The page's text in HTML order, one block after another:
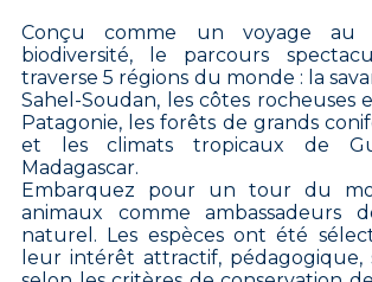
Conçu comme un voyage
biodiversité, le parcours
traverse 5 régions du monde : la
Sahel-Soudan, les côtes rocheuses
Patagonie, les forêts de grands
et les climats tropicaux de
Madagascar.
Embarquez pour un tour du
animaux comme ambassadeurs
naturel. Les espèces ont été
leur intérêt attractif, pédagogique,